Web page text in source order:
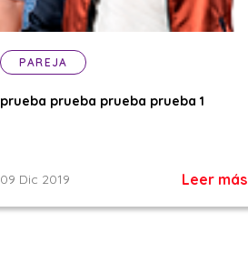
PAREJA
prueba prueba prueba prueba 1
09 Dic 2019 Leer más